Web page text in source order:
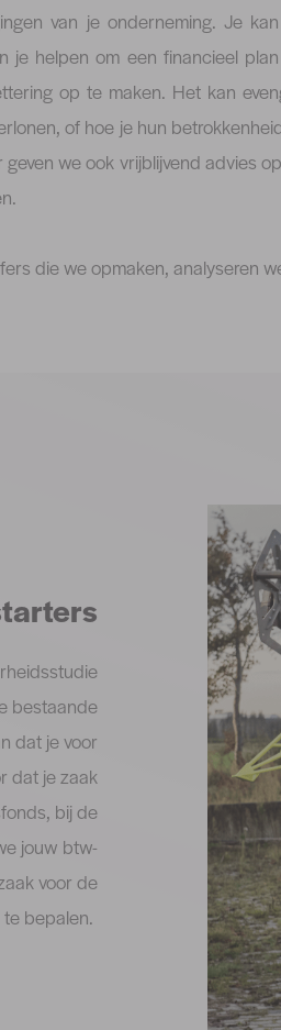
van je onderneming. Je
je helpen om een financieel
op te maken. Het kan
of hoe je hun
geven we ook vrijblijvend advies
die we opmaken, analyseren
bestaande
dat je voor
dat je zaak
bij de
jouw btw-
voor de
bepalen.